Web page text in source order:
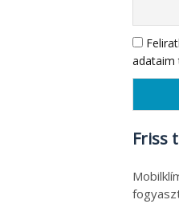
adataim
Friss